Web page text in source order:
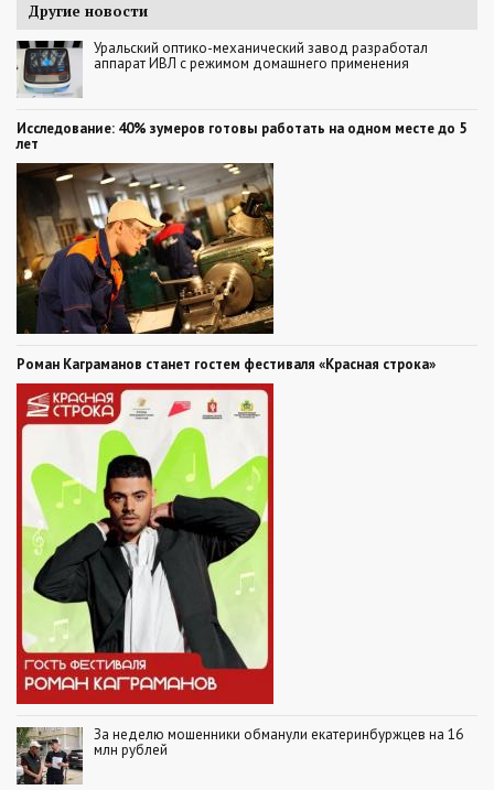
Другие новости
Уральский оптико-механический завод разработал
аппарат ИВЛ с режимом домашнего применения
Исследование: 40% зумеров готовы работать на одном месте до 5
лет
Роман Каграманов станет гостем фестиваля «Красная строка»
За неделю мошенники обманули екатеринбуржцев на 16
млн рублей